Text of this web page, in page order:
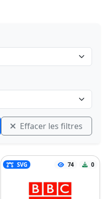
Effacer les filtres
SVG 74 0